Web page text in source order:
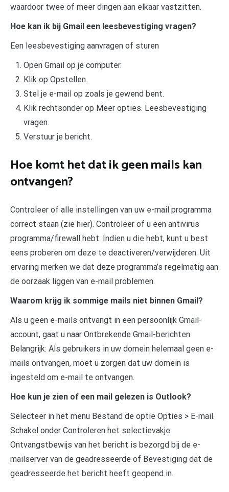
waardoor twee of meer dingen aan elkaar vastzitten.
Hoe kan ik bij Gmail een leesbevestiging vragen?
Een leesbevestiging aanvragen of sturen
Open Gmail op je computer.
Klik op Opstellen.
Stel je e-mail op zoals je gewend bent.
Klik rechtsonder op Meer opties. Leesbevestiging
vragen.
Verstuur je bericht.
Hoe komt het dat ik geen mails kan
ontvangen?
Controleer of alle instellingen van uw e-mail programma
correct staan (zie hier). Controleer of u een antivirus
programma/firewall hebt. Indien u die hebt, kunt u best
eens proberen om deze te deactiveren/verwijderen. Uit
ervaring merken we dat deze programma’s regelmatig aan
de oorzaak liggen van e-mail problemen.
Waarom krijg ik sommige mails niet binnen Gmail?
Als u geen e-mails ontvangt in een persoonlijk Gmail-
account, gaat u naar Ontbrekende Gmail-berichten.
Belangrijk: Als gebruikers in uw domein helemaal geen e-
mails ontvangen, moet u zorgen dat uw domein is
ingesteld om e-mail te ontvangen.
Hoe kun je zien of een mail gelezen is Outlook?
Selecteer in het menu Bestand de optie Opties > E-mail.
Schakel onder Controleren het selectievakje
Ontvangstbewijs van het bericht is bezorgd bij de e-
mailserver van de geadresseerde of Bevestiging dat de
geadresseerde het bericht heeft geopend in.